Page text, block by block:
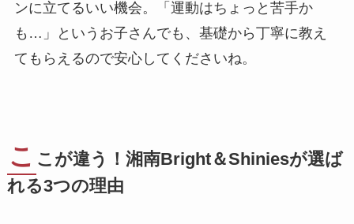
ンに立てるいい機会。「運動はちょっと苦手か
も…」というお子さんでも、基礎から丁寧に教え
てもらえるので安心してくださいね。
こ こが違う！湘南Bright＆Shiniesが選ば
れる3つの理由